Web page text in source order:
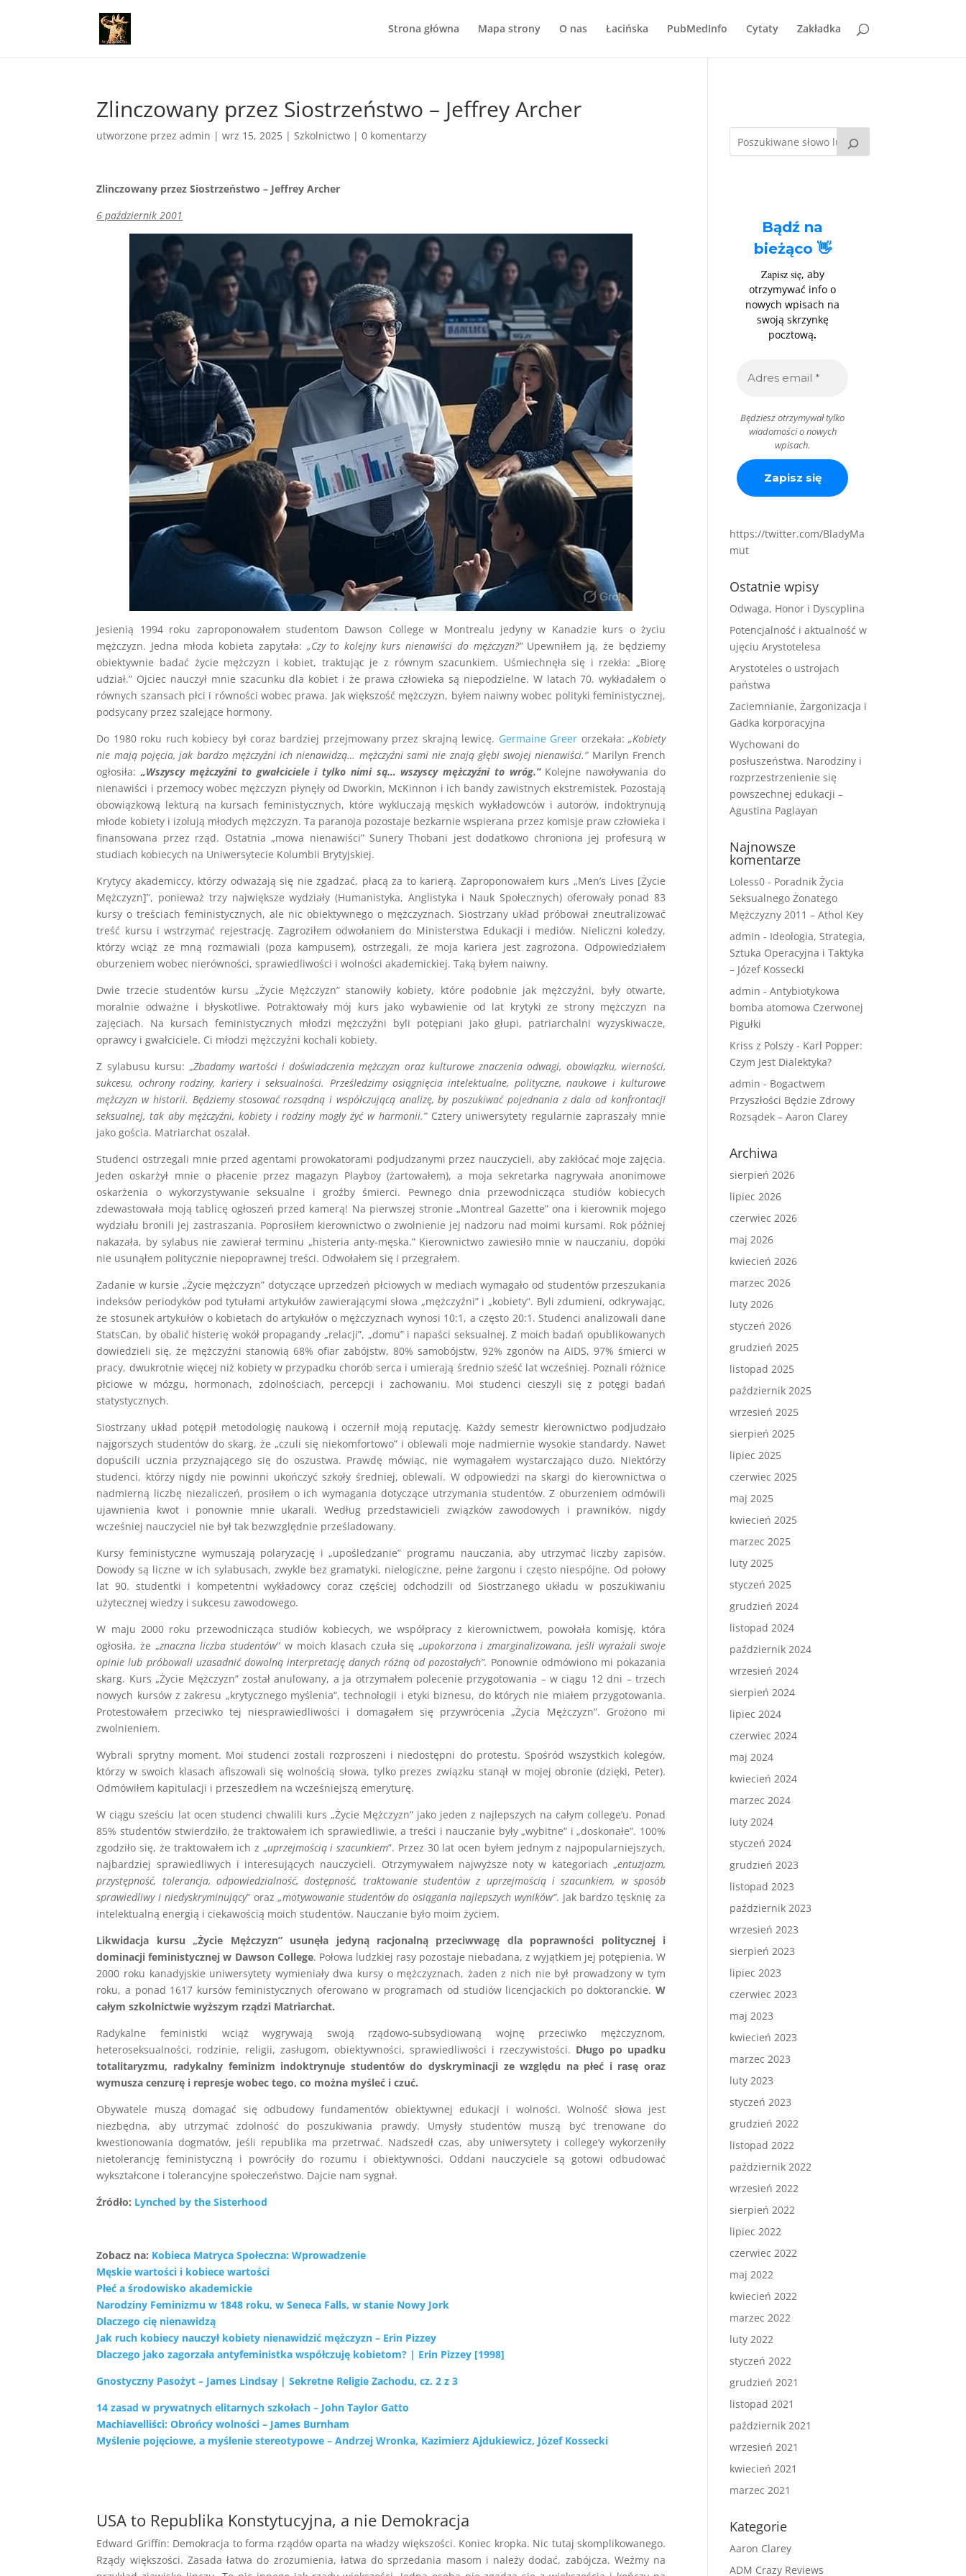
Strona główna Mapa strony O nas Łacińska PubMedInfo Cytaty Zakładka
Zlinczowany przez Siostrzeństwo – Jeffrey Archer
utworzone przezadmin |wrz 15, 2025 |Szkolnictwo |0 komentarzy
Zlinczowany przez Siostrzeństwo – Jeffrey Archer
6 październik 2001
Jesienią 1994 roku zaproponowałem studentom Dawson College w Montrealu jedyny w Kanadzie kurs o życiu
mężczyzn. Jedna młoda kobieta zapytała: „Czy to kolejny kurs nienawiści do mężczyzn?”Upewniłem ją, że będziemy
obiektywnie badać życie mężczyzn i kobiet, traktując je z równym szacunkiem. Uśmiechnęła się i rzekła: „Biorę
udział.” Ojciec nauczył mnie szacunku dla kobiet i że prawa człowieka są niepodzielne. W latach 70. wykładałem o
równych szansach płci i równości wobec prawa. Jak większość mężczyzn, byłem naiwny wobec polityki feministycznej,
podsycany przez szalejące hormony.
Do 1980 roku ruch kobiecy był coraz bardziej przejmowany przez skrajną lewicę. Germaine Greer orzekała:„Kobiety
nie mają pojęcia, jak bardzo mężczyźni ich nienawidzą… mężczyźni sami nie znają głębi swojej nienawiści.”Marilyn French
ogłosiła:„Wszyscy mężczyźni to gwałciciele i tylko nimi są… wszyscy mężczyźni to wróg.”Kolejne nawoływania do
nienawiści i przemocy wobec mężczyzn płynęły od Dworkin, McKinnon i ich bandy zawistnych ekstremistek. Pozostają
obowiązkową lekturą na kursach feministycznych, które wykluczają męskich wykładowców i autorów, indoktrynują
młode kobiety i izolują młodych mężczyzn. Ta paranoja pozostaje bezkarnie wspierana przez komisje praw człowieka i
finansowana przez rząd. Ostatnia „mowa nienawiści” Sunery Thobani jest dodatkowo chroniona jej profesurą w
studiach kobiecych na Uniwersytecie Kolumbii Brytyjskiej.
Krytycy akademiccy, którzy odważają się nie zgadzać, płacą za to karierą. Zaproponowałem kurs „Men’s Lives [Życie
Mężczyzn]”, ponieważ trzy największe wydziały (Humanistyka, Anglistyka i Nauk Społecznych) oferowały ponad 83
kursy o treściach feministycznych, ale nic obiektywnego o mężczyznach. Siostrzany układ próbował zneutralizować
treść kursu i wstrzymać rejestrację. Zagroziłem odwołaniem do Ministerstwa Edukacji i mediów. Nieliczni koledzy,
którzy wciąż ze mną rozmawiali (poza kampusem), ostrzegali, że moja kariera jest zagrożona. Odpowiedziałem
oburzeniem wobec nierówności, sprawiedliwości i wolności akademickiej. Taką byłem naiwny.
Dwie trzecie studentów kursu „Życie Mężczyzn” stanowiły kobiety, które podobnie jak mężczyźni, były otwarte,
moralnie odważne i błyskotliwe. Potraktowały mój kurs jako wybawienie od lat krytyki ze strony mężczyzn na
zajęciach. Na kursach feministycznych młodzi mężczyźni byli potępiani jako głupi, patriarchalni wyzyskiwacze,
oprawcy i gwałciciele. Ci młodzi mężczyźni kochali kobiety.
Z sylabusu kursu: „Zbadamy wartości i doświadczenia mężczyzn oraz kulturowe znaczenia odwagi, obowiązku, wierności,
sukcesu, ochrony rodziny, kariery i seksualności. Prześledzimy osiągnięcia intelektualne, polityczne, naukowe i kulturowe
mężczyzn w historii. Będziemy stosować rozsądną i współczującą analizę, by poszukiwać pojednania z dala od konfrontacji
seksualnej, tak aby mężczyźni, kobiety i rodziny mogły żyć w harmonii.” Cztery uniwersytety regularnie zapraszały mnie
jako gościa. Matriarchat oszalał.
Studenci ostrzegali mnie przed agentami prowokatorami podjudzanymi przez nauczycieli, aby zakłócać moje zajęcia.
Jeden oskarżył mnie o płacenie przez magazyn Playboy (żartowałem), a moja sekretarka nagrywała anonimowe
oskarżenia o wykorzystywanie seksualne i groźby śmierci. Pewnego dnia przewodnicząca studiów kobiecych
zdewastowała moją tablicę ogłoszeń przed kamerą! Na pierwszej stronie „Montreal Gazette” ona i kierownik mojego
wydziału bronili jej zastraszania. Poprosiłem kierownictwo o zwolnienie jej nadzoru nad moimi kursami. Rok później
nakazała, by sylabus nie zawierał terminu „histeria anty-męska.” Kierownictwo zawiesiło mnie w nauczaniu, dopóki
nie usunąłem politycznie niepoprawnej treści. Odwołałem się i przegrałem.
Zadanie w kursie „Życie mężczyzn” dotyczące uprzedzeń płciowych w mediach wymagało od studentów przeszukania
indeksów periodyków pod tytułami artykułów zawierającymi słowa „mężczyźni” i „kobiety”. Byli zdumieni, odkrywając,
że stosunek artykułów o kobietach do artykułów o mężczyznach wynosi 10:1, a często 20:1. Studenci analizowali dane
StatsCan, by obalić histerię wokół propagandy „relacji”, „domu” i napaści seksualnej. Z moich badań opublikowanych
dowiedzieli się, że mężczyźni stanowią 68% ofiar zabójstw, 80% samobójstw, 92% zgonów na AIDS, 97% śmierci w
pracy, dwukrotnie więcej niż kobiety w przypadku chorób serca i umierają średnio sześć lat wcześniej. Poznali różnice
płciowe w mózgu, hormonach, zdolnościach, percepcji i zachowaniu. Moi studenci cieszyli się z potęgi badań
statystycznych.
Siostrzany układ potępił metodologię naukową i oczernił moją reputację. Każdy semestr kierownictwo podjudzało
najgorszych studentów do skarg, że „czuli się niekomfortowo” i oblewali moje nadmiernie wysokie standardy. Nawet
dopuścili ucznia przyznającego się do oszustwa. Prawdę mówiąc, nie wymagałem wystarczająco dużo. Niektórzy
studenci, którzy nigdy nie powinni ukończyć szkoły średniej, oblewali. W odpowiedzi na skargi do kierownictwa o
nadmierną liczbę niezaliczeń, prosiłem o ich wymagania dotyczące utrzymania studentów. Z oburzeniem odmówili
ujawnienia kwot i ponownie mnie ukarali. Według przedstawicieli związków zawodowych i prawników, nigdy
wcześniej nauczyciel nie był tak bezwzględnie prześladowany.
Kursy feministyczne wymuszają polaryzację i „upośledzanie” programu nauczania, aby utrzymać liczby zapisów.
Dowody są liczne w ich sylabusach, zwykle bez gramatyki, nielogiczne, pełne żargonu i często niespójne. Od połowy
lat 90. studentki i kompetentni wykładowcy coraz częściej odchodzili od Siostrzanego układu w poszukiwaniu
użytecznej wiedzy i sukcesu zawodowego.
W maju 2000 roku przewodnicząca studiów kobiecych, we współpracy z kierownictwem, powołała komisję, która
ogłosiła, że „znaczna liczba studentów” w moich klasach czuła się „upokorzona i zmarginalizowana, jeśli wyrażali swoje
opinie lub próbowali uzasadnić dowolną interpretację danych różną od pozostałych”. Ponownie odmówiono mi pokazania
skarg. Kurs „Życie Mężczyzn” został anulowany, a ja otrzymałem polecenie przygotowania – w ciągu 12 dni – trzech
nowych kursów z zakresu „krytycznego myślenia”, technologii i etyki biznesu, do których nie miałem przygotowania.
Protestowałem przeciwko tej niesprawiedliwości i domagałem się przywrócenia „Życia Mężczyzn”. Grożono mi
zwolnieniem.
Wybrali sprytny moment. Moi studenci zostali rozproszeni i niedostępni do protestu. Spośród wszystkich kolegów,
którzy w swoich klasach afiszowali się wolnością słowa, tylko prezes związku stanął w mojej obronie (dzięki, Peter).
Odmówiłem kapitulacji i przeszedłem na wcześniejszą emeryturę.
W ciągu sześciu lat ocen studenci chwalili kurs „Życie Mężczyzn” jako jeden z najlepszych na całym college’u. Ponad
85% studentów stwierdziło, że traktowałem ich sprawiedliwie, a treści i nauczanie były „wybitne” i „doskonałe”. 100%
zgodziło się, że traktowałem ich z „uprzejmością i szacunkiem”. Przez 30 lat ocen byłem jednym z najpopularniejszych,
najbardziej sprawiedliwych i interesujących nauczycieli. Otrzymywałem najwyższe noty w kategoriach „entuzjazm,
przystępność, tolerancja, odpowiedzialność, dostępność, traktowanie studentów z uprzejmością i szacunkiem, w sposób
sprawiedliwy i niedyskryminujący” oraz „motywowanie studentów do osiągania najlepszych wyników”. Jak bardzo tęsknię za
intelektualną energią i ciekawością moich studentów. Nauczanie było moim życiem.
Likwidacja kursu „Życie Mężczyzn” usunęła jedyną racjonalną przeciwwagę dla poprawności politycznej i
dominacji feministycznej w Dawson College. Połowa ludzkiej rasy pozostaje niebadana, z wyjątkiem jej potępienia. W
2000 roku kanadyjskie uniwersytety wymieniały dwa kursy o mężczyznach, żaden z nich nie był prowadzony w tym
roku, a ponad 1617 kursów feministycznych oferowano w programach od studiów licencjackich po doktoranckie.W
całym szkolnictwie wyższym rządzi Matriarchat.
Radykalne feministki wciąż wygrywają swoją rządowo-subsydiowaną wojnę przeciwko mężczyznom,
heteroseksualności, rodzinie, religii, zasługom, obiektywności, sprawiedliwości i rzeczywistości. Długo po upadku
totalitaryzmu, radykalny feminizm indoktrynuje studentów do dyskryminacji ze względu na płeć i rasę oraz
wymusza cenzurę i represje wobec tego, co można myśleć i czuć.
Obywatele muszą domagać się odbudowy fundamentów obiektywnej edukacji i wolności. Wolność słowa jest
niezbędna, aby utrzymać zdolność do poszukiwania prawdy. Umysły studentów muszą być trenowane do
kwestionowania dogmatów, jeśli republika ma przetrwać. Nadszedł czas, aby uniwersytety i college’y wykorzeniły
nietolerancję feministyczną i powróciły do rozumu i obiektywności. Oddani nauczyciele są gotowi odbudować
wykształcone i tolerancyjne społeczeństwo. Dajcie nam sygnał.
Źródło: Lynched by the Sisterhood
Zobacz na: Kobieca Matryca Społeczna: Wprowadzenie
Męskie wartości i kobiece wartości
Płeć a środowisko akademickie
Narodziny Feminizmu w 1848 roku, w Seneca Falls, w stanie Nowy Jork
Dlaczego cię nienawidzą
Jak ruch kobiecy nauczył kobiety nienawidzić mężczyzn – Erin Pizzey
Dlaczego jako zagorzała antyfeministka współczuję kobietom? | Erin Pizzey [1998]
Gnostyczny Pasożyt – James Lindsay | Sekretne Religie Zachodu, cz. 2 z 3
14 zasad w prywatnych elitarnych szkołach – John Taylor Gatto
Machiavelliści: Obrońcy wolności – James Burnham
Myślenie pojęciowe, a myślenie stereotypowe – Andrzej Wronka, Kazimierz Ajdukiewicz, Józef Kossecki
USA to Republika Konstytucyjna, a nie Demokracja
Edward Griffin: Demokracja to forma rządów oparta na władzy większości. Koniec kropka. Nic tutaj skomplikowanego.
Rządy większości. Zasada łatwa do zrozumienia, łatwa do sprzedania masom i należy dodać, zabójcza. Weźmy na
Bądź na
bieżąco 👋
Zapisz się, aby
otrzymywać info o
nowych wpisach na
swoją skrzynkę
pocztową.
Będziesz otrzymywał tylko
wiadomości o nowych
wpisach.
https://twitter.com/BladyMa
mut
Ostatnie wpisy
Odwaga, Honor i Dyscyplina
Potencjalność i aktualność w
ujęciu Arystotelesa
Arystoteles o ustrojach
państwa
Zaciemnianie, Żargonizacja i
Gadka korporacyjna
Wychowani do
posłuszeństwa. Narodziny i
rozprzestrzenienie się
powszechnej edukacji –
Agustina Paglayan
Najnowsze
komentarze
Loless0 - Poradnik Życia
Seksualnego Żonatego
Mężczyzny 2011 – Athol Key
admin - Ideologia, Strategia,
Sztuka Operacyjna i Taktyka
– Józef Kossecki
admin -Antybiotykowa
bomba atomowa Czerwonej
Pigułki
Kriss z Polszy - Karl Popper:
Czym Jest Dialektyka?
admin - Bogactwem
Przyszłości Będzie Zdrowy
Rozsądek – Aaron Clarey
Archiwa
sierpień 2026
lipiec 2026
czerwiec 2026
maj 2026
kwiecień 2026
marzec 2026
luty 2026
styczeń 2026
grudzień 2025
listopad 2025
październik 2025
wrzesień 2025
sierpień 2025
lipiec 2025
czerwiec 2025
maj 2025
kwiecień 2025
marzec 2025
luty 2025
styczeń 2025
grudzień 2024
listopad 2024
październik 2024
wrzesień 2024
sierpień 2024
lipiec 2024
czerwiec 2024
maj 2024
kwiecień 2024
marzec 2024
luty 2024
styczeń 2024
grudzień 2023
listopad 2023
październik 2023
wrzesień 2023
sierpień 2023
lipiec 2023
czerwiec 2023
maj 2023
kwiecień 2023
marzec 2023
luty 2023
styczeń 2023
grudzień 2022
listopad 2022
październik 2022
wrzesień 2022
sierpień 2022
lipiec 2022
czerwiec 2022
maj 2022
kwiecień 2022
marzec 2022
luty 2022
styczeń 2022
grudzień 2021
listopad 2021
październik 2021
wrzesień 2021
kwiecień 2021
marzec 2021
Kategorie
Aaron Clarey
ADM Crazy Reviews